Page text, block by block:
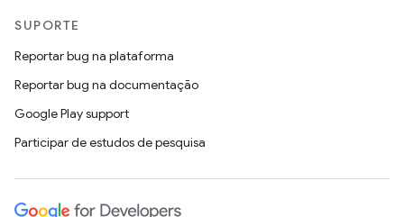
SUPORTE
Reportar bug na plataforma
Reportar bug na documentação
Google Play support
Participar de estudos de pesquisa